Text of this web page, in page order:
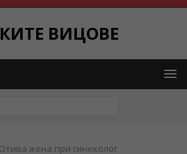
ВИЦОВЕ
Отива жена при гинеколог